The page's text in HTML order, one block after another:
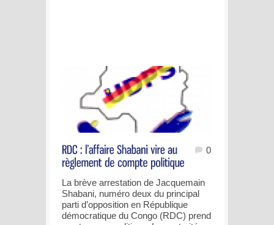
0
La brève arrestation de Jacquemain
Shabani, numéro deux du principal
parti d’opposition en République
démocratique du Congo (RDC) prend